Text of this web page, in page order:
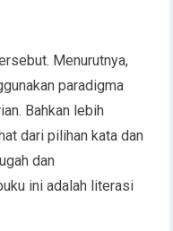
Menurutnya,
paradigma
Bahkan lebih
dari pilihan kata dan
dan
ini adalah literasi